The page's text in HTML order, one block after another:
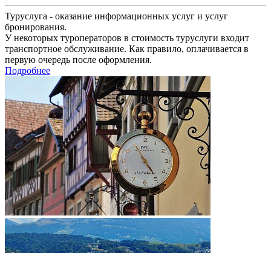
Туруслуга - оказание информационных услуг и услуг
бронирования.
У некоторых туроператоров в стоимость туруслуги входит
транспортное обслуживание. Как правило, оплачивается в
первую очередь после оформления.
Подробнее